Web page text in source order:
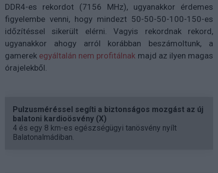
DDR4-es rekordot (7156 MHz), ugyanakkor érdemes
figyelembe venni, hogy mindezt 50-50-50-100-150-es
időzítéssel sikerült elérni. Vagyis rekordnak rekord,
ugyanakkor ahogy arról korábban beszámoltunk, a
gamerek egyáltalán nem profitálnak majd az ilyen magas
órajelekből.
Pulzusméréssel segíti a biztonságos mozgást az új
balatoni kardioösvény (X)
4 és egy 8 km-es egészségügyi tanösvény nyílt
Balatonalmádiban.